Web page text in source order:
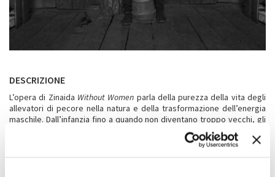
DESCRIZIONE
L’opera di Zinaida Without Women parla della purezza della vita degli
allevatori di pecore nella natura e della trasformazione dell’energia
maschile. Dall’infanzia fino a quando non diventano troppo vecchi, gli
uomini nei villaggi dei Carpazi lasciano le loro case e salgono in
montagna per cinque mesi. In mezzo a una moltitudine di pecore e